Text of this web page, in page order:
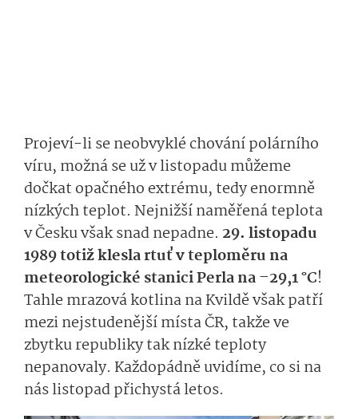
Projeví-li se neobvyklé chování polárního
víru, možná se už v listopadu můžeme
dočkat opačného extrému, tedy enormně
nízkých teplot. Nejnižší naměřená teplota
v Česku však snad nepadne. 29. listopadu
1989 totiž klesla rtuť v teploměru na
meteorologické stanici Perla na –29,1 °C!
Tahle mrazová kotlina na Kvildě však patří
mezi nejstudenější místa ČR, takže ve
zbytku republiky tak nízké teploty
nepanovaly. Každopádně uvidíme, co si na
nás listopad přichystá letos.